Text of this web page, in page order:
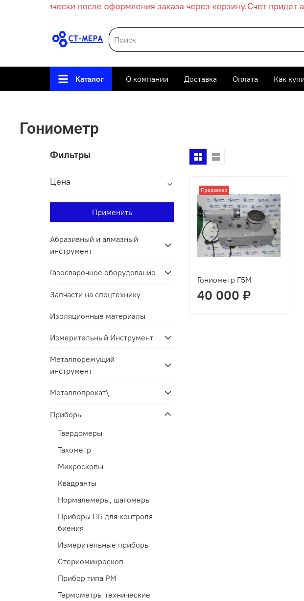
автоматически после оформления заказа через корзину.Счет придет
Каталог О компании Доставка Оплата Как
Гониометр
Предзаказ
Гониометр Г5М
40 000 ₽
Фильтры
Цена
Применить
Абразивный и алмазный
инструмент
Газосварочное оборудование
Запчасти на спецтехнику
Изоляционные материалы
Измерительный Инструмент
Металлорежущий
инструмент
Металлопрокат\
Приборы
Твердомеры
Тахометр
Микроскопы
Квадранты
Нормалемеры, шагомеры
Приборы ПБ для контроля
биения
Измерительные приборы
Стериомикроскоп
Прибор типа РМ
Термометры технические